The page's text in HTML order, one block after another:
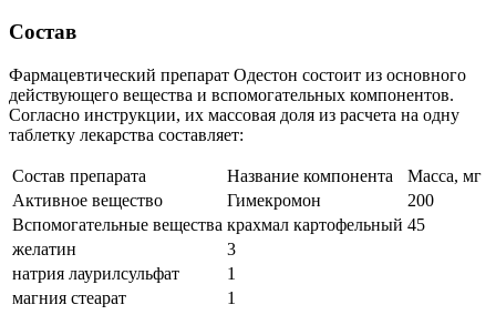
Состав
Фармацевтический препарат Одестон состоит из основного
действующего вещества и вспомогательных компонентов.
Согласно инструкции, их массовая доля из расчета на одну
таблетку лекарства составляет:
Состав препарата Название компонента
Масса, мг
Активное вещество
Гимекромон
200
Вспомогательные вещества крахмал картофельный 45
желатин
3
натрия лаурилсульфат
1
магния стеарат
1